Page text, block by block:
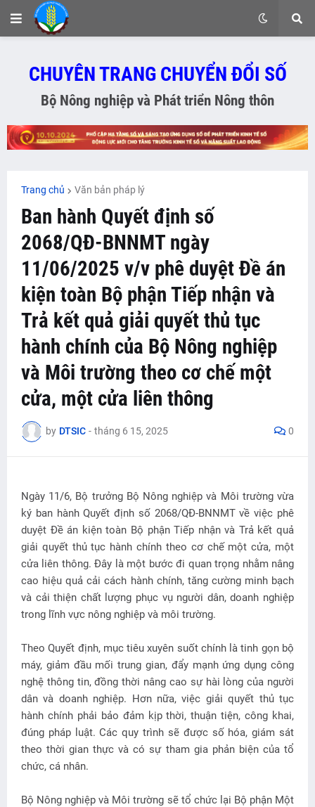
CHUYÊN TRANG CHUYỂN ĐỔI SỐ
Bộ Nông nghiệp và Phát triển Nông thôn
Trang chủ Văn bản pháp lý
Ban hành Quyết định số
2068/QĐ-BNNMT ngày
11/06/2025 v/v phê duyệt Đề án
kiện toàn Bộ phận Tiếp nhận và
Trả kết quả giải quyết thủ tục
hành chính của Bộ Nông nghiệp
và Môi trường theo cơ chế một
cửa, một cửa liên thông
by DTSIC - tháng 6 15, 2025 0
Ngày 11/6, Bộ trưởng Bộ Nông nghiệp và Môi trường vừa
ký ban hành Quyết định số 2068/QĐ-BNNMT về việc phê
duyệt Đề án kiện toàn Bộ phận Tiếp nhận và Trả kết quả
giải quyết thủ tục hành chính theo cơ chế một cửa, một
cửa liên thông. Đây là một bước đi quan trọng nhằm nâng
cao hiệu quả cải cách hành chính, tăng cường minh bạch
và cải thiện chất lượng phục vụ người dân, doanh nghiệp
trong lĩnh vực nông nghiệp và môi trường.
Theo Quyết định, mục tiêu xuyên suốt chính là tinh gọn bộ
máy, giảm đầu mối trung gian, đẩy mạnh ứng dụng công
nghệ thông tin, đồng thời nâng cao sự hài lòng của người
dân và doanh nghiệp. Hơn nữa, việc giải quyết thủ tục
hành chính phải bảo đảm kịp thời, thuận tiện, công khai,
đúng pháp luật. Các quy trình sẽ được số hóa, giám sát
theo thời gian thực và có sự tham gia phản biện của tổ
chức, cá nhân.
Bộ Nông nghiệp và Môi trường sẽ tổ chức lại Bộ phận Một